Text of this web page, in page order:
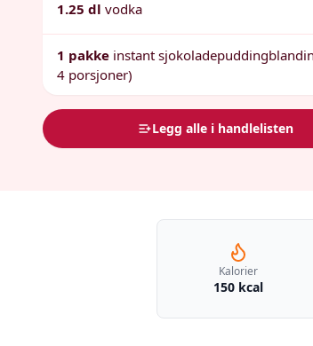
1.25 dl vodka
1 pakke instant
4 porsjoner)
Legg alle i handlelisten
Kalorier
150 kcal